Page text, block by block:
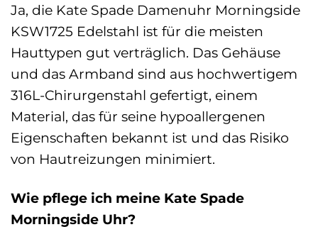
Ja, die Kate Spade Damenuhr Morningside
KSW1725 Edelstahl ist für die meisten
Hauttypen gut verträglich. Das Gehäuse
und das Armband sind aus hochwertigem
316L-Chirurgenstahl gefertigt, einem
Material, das für seine hypoallergenen
Eigenschaften bekannt ist und das Risiko
von Hautreizungen minimiert.
Wie pflege ich meine Kate Spade
Morningside Uhr?